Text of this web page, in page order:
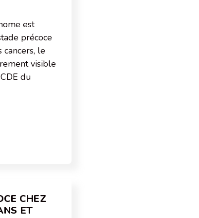
est
précoce
le
visible
du
CHEZ
ET